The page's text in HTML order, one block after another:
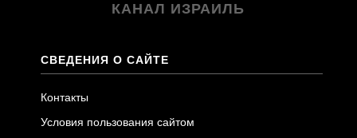
КАНАЛ ИЗРАИЛЬ
СВЕДЕНИЯ О САЙТЕ
Контакты
Условия пользования сайтом